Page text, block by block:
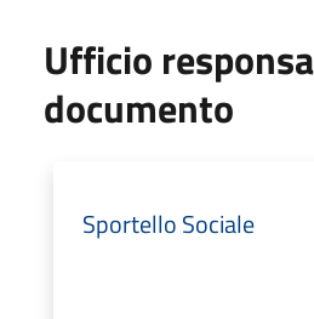
Ufficio
documento
Sportello Sociale